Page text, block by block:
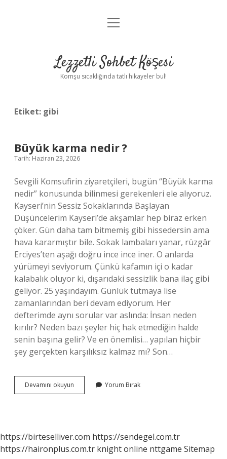
Anasayfa
Yasal Uyarı
menüyü
Lezzetli Sohbet Köşesi
Komşu sıcaklığında tatlı hikayeler bul!
Etiket: gibi
Büyük karma nedir ?
Tarih: Haziran 23, 2026
Sevgili Komsufirin ziyaretçileri, bugün “Büyük karma
nedir” konusunda bilinmesi gerekenleri ele alıyoruz.
Kayseri’nin Sessiz Sokaklarında Başlayan
Düşüncelerim Kayseri’de akşamlar hep biraz erken
çöker. Gün daha tam bitmemiş gibi hissedersin ama
hava kararmıştır bile. Sokak lambaları yanar, rüzgâr
Erciyes’ten aşağı doğru ince ince iner. O anlarda
yürümeyi seviyorum. Çünkü kafamın içi o kadar
kalabalık oluyor ki, dışarıdaki sessizlik bana ilaç gibi
geliyor. 25 yaşındayım. Günlük tutmaya lise
zamanlarından beri devam ediyorum. Her
defterimde aynı sorular var aslında: İnsan neden
kırılır? Neden bazı şeyler hiç hak etmediğin halde
senin başına gelir? Ve en önemlisi… yapılan hiçbir
şey gerçekten karşılıksız kalmaz mı? Son…
Devamını okuyun
karma
Yorum Bırak
https://birteselliver.com https://sendegel.com.tr
https://haironplus.com.tr knight online nttgame Sitemap